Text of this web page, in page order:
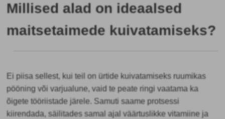
Millised alad on ideaalsed
maitsetaimede kuivatamiseks?
Ei piisa sellest, kui teil on ürtide kuivatamiseks ruumikas
pööning või varjualune, vaid te peate ringi vaatama ka
õigete tööriistade järele. Samuti saame protsessi
kiirendada, säilitades samal ajal väärtuslikke vitamiine ja